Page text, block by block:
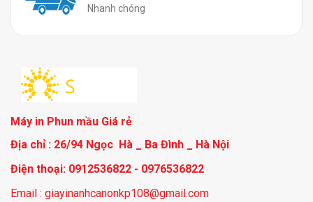
Nhanh chóng
Máy in Phun mầu Giá rẻ
Địa chỉ : 26/94 Ngọc Hà _ Ba Đình _ Hà Nội
Điện thoại: 0912536822 - 0976536822
Email : giayinanhcanonkp108@gmail.com